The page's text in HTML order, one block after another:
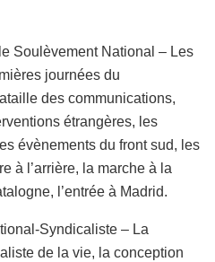
Soulèvement National – Les
journées du
des communications,
étrangères, les
évènements du front sud, les
à l’arrière, la marche à la
l’entrée à Madrid.
Syndicaliste – La
de la vie, la conception